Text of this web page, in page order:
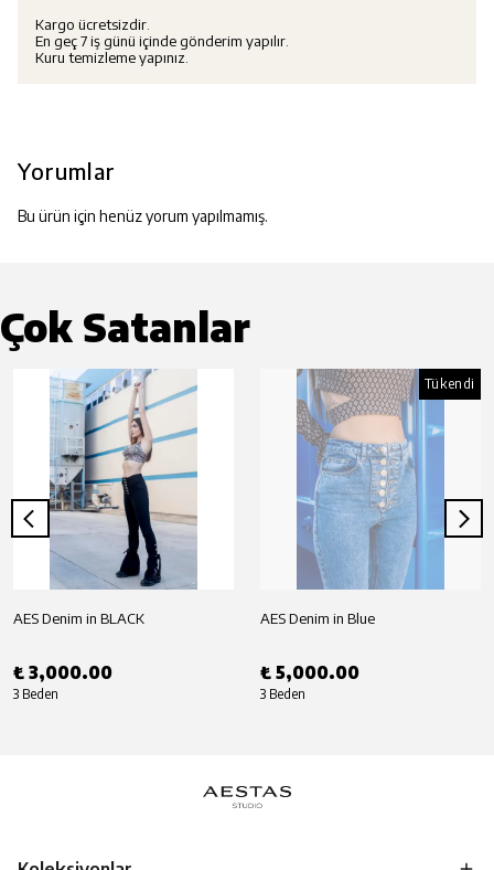
Kargo ücretsizdir.
En geç 7 iş günü içinde gönderim yapılır.
Kuru temizleme yapınız.
Yorumlar
Bu ürün için henüz yorum yapılmamış.
Çok Satanlar
AES Denim in BLACK
₺ 3,000.00
3 Beden
Tükendi
AES Denim in Blue
₺ 5,000.00
3 Beden